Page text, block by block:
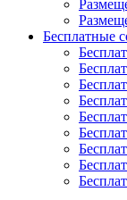
Бесплатные